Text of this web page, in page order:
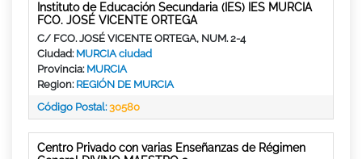
Instituto de Educación Secundaria (IES) IES MURCIA
FCO. JOSÉ VICENTE ORTEGA
C/ FCO. JOSÉ VICENTE ORTEGA, NUM. 2-4
Ciudad: MURCIA ciudad
Provincia: MURCIA
Region: REGIÓN DE MURCIA
Código Postal:30580
Centro Privado con varias Enseñanzas de Régimen